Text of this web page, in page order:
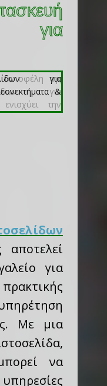
για
αποτελεί
για
Με μια
να